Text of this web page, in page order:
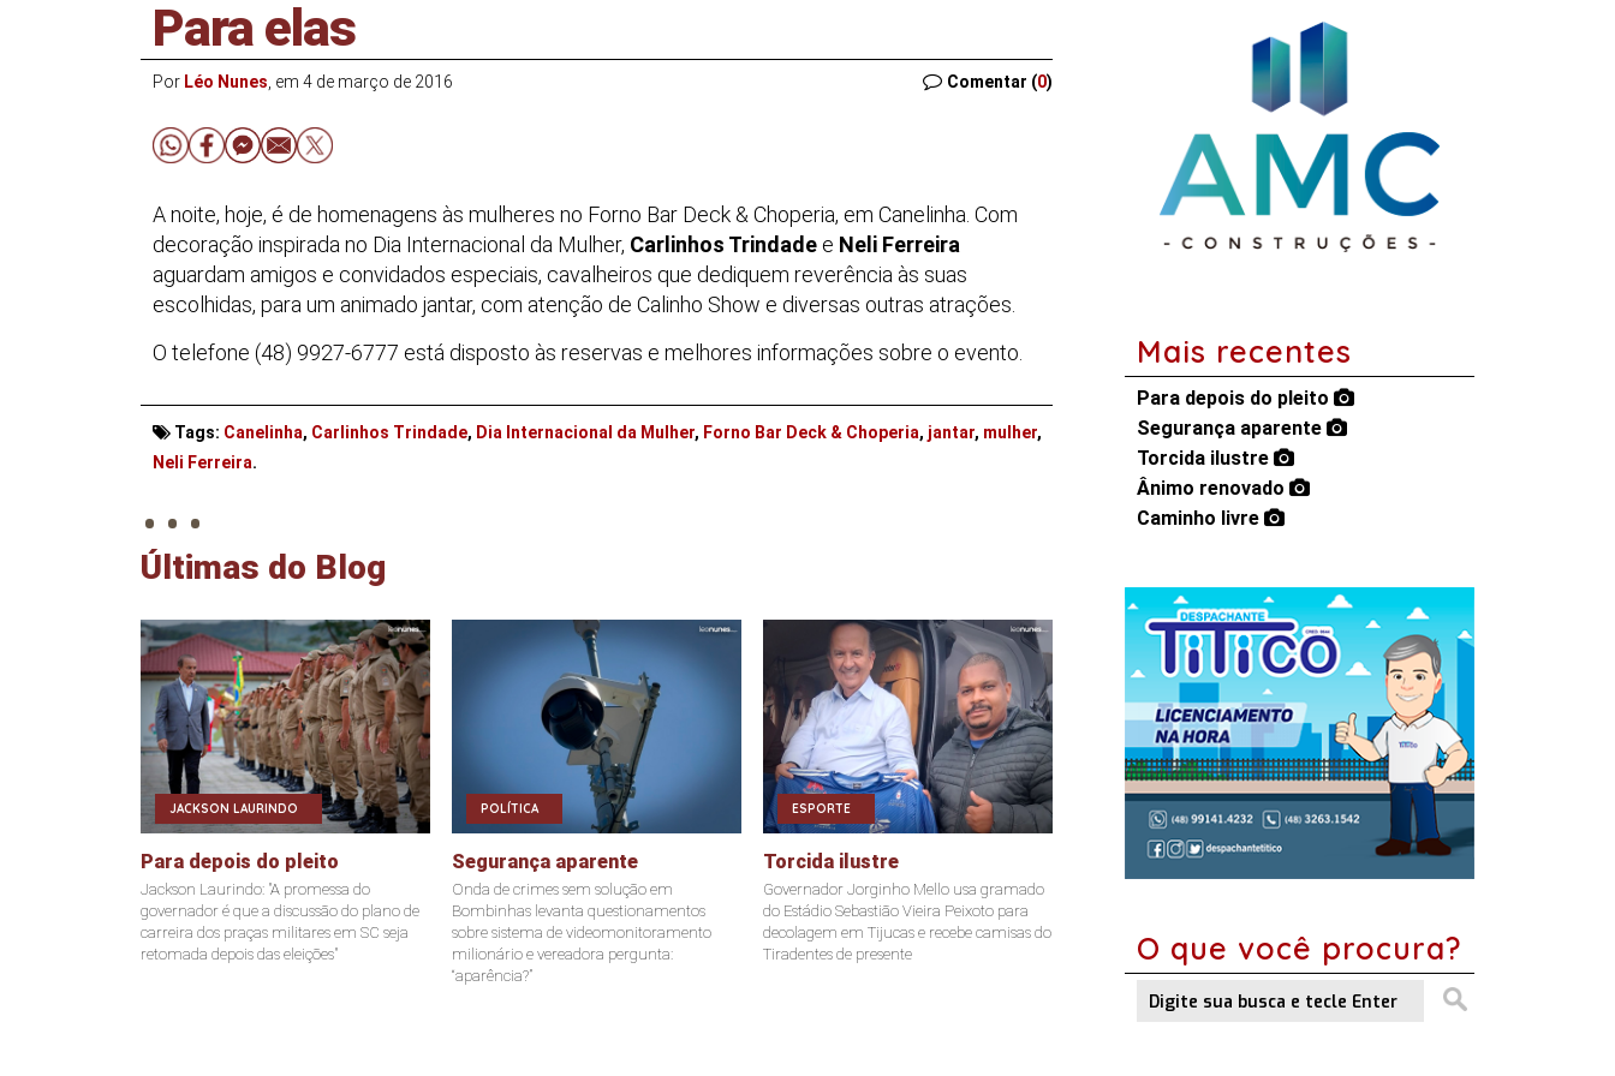
Para elas
Por Léo Nunes , em 4 de março de 2016 Comentar (0)
A noite, hoje, é de homenagens às mulheres no Forno Bar Deck & Choperia, em Canelinha. Com
decoração inspirada no Dia Internacional da Mulher, Carlinhos Trindade e Neli Ferreira
aguardam amigos e convidados especiais, cavalheiros que dediquem reverência às suas
escolhidas, para um animado jantar, com atenção de Calinho Show e diversas outras atrações.
O telefone (48) 9927-6777 está disposto às reservas e melhores informações sobre o evento.
Tags: Canelinha, Carlinhos Trindade, Dia Internacional da Mulher, Forno Bar Deck & Choperia, jantar, mulher,
Neli Ferreira.
. . .
Últimas do Blog
JACKSON LAURINDO
Para depois do pleito
Jackson Laurindo: "A promessa do
governador é que a discussão do plano de
carreira dos praças militares em SC seja
retomada depois das eleições"
POLÍTICA
Segurança aparente
Onda de crimes sem solução em
Bombinhas levanta questionamentos
sobre sistema de videomonitoramento
milionário e vereadora pergunta:
“aparência?”
ESPORTE
Torcida ilustre
Governador Jorginho Mello usa gramado
do Estádio Sebastião Vieira Peixoto para
decolagem em Tijucas e recebe camisas do
Tiradentes de presente
Mais recentes
Para depois do pleito
Segurança aparente
Torcida ilustre
Ânimo renovado
Caminho livre
O que você procura?